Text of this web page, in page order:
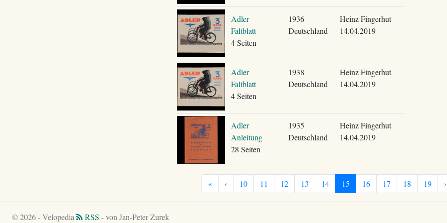
Adler
Faltblatt
4 Seiten
1936
Deutschland
Heinz Fingerhut
14.04.2019
Adler
Faltblatt
4 Seiten
1938
Deutschland
Heinz Fingerhut
14.04.2019
Adler
Anleitung
28 Seiten
1935
Deutschland
Heinz Fingerhut
14.04.2019
« ‹ 10 11 12 13 14 15 16 17 18 19 ›
© 2026 - Velopedia RSS - von Jan-Peter Zurek